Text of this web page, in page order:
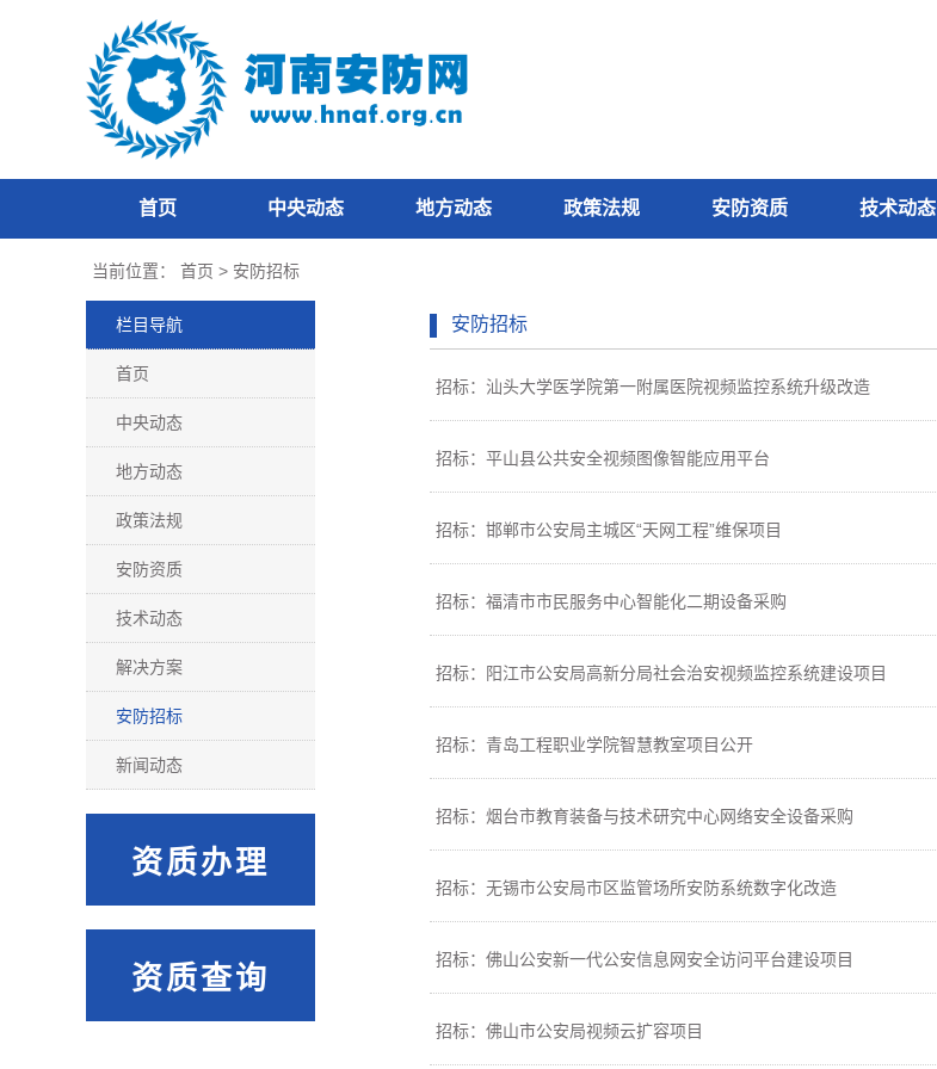
首页 中央动态 地方动态 政策法规 安防资质 技术动态
当前位置： 首页 > 安防招标
栏目导航
首页
中央动态
地方动态
政策法规
安防资质
技术动态
解决方案
安防招标
新闻动态
资质办理
资质查询
安防招标
招标：汕头大学医学院第一附属医院视频监控系统升级改造
招标：平山县公共安全视频图像智能应用平台
招标：邯郸市公安局主城区“天网工程”维保项目
招标：福清市市民服务中心智能化二期设备采购
招标：阳江市公安局高新分局社会治安视频监控系统建设项目
招标：青岛工程职业学院智慧教室项目公开
招标：烟台市教育装备与技术研究中心网络安全设备采购
招标：无锡市公安局市区监管场所安防系统数字化改造
招标：佛山公安新一代公安信息网安全访问平台建设项目
招标：佛山市公安局视频云扩容项目